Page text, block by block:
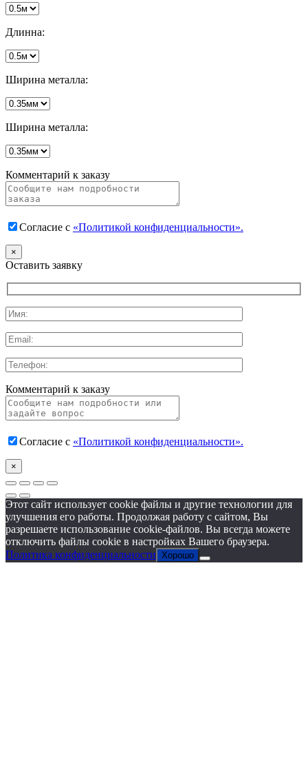
Длинна:
Ширина металла:
Ширина металла:
Комментарий к заказу
Согласие с «Политикой конфиденциальности».
×
Оставить заявку
Комментарий к заказу
Согласие с «Политикой конфиденциальности».
×
Этот сайт использует cookie файлы и другие технологии для
улучшения его работы. Продолжая работу с сайтом, Вы
разрешаете использование cookie-файлов. Вы всегда можете
отключить файлы cookie в настройках Вашего браузера.
Политика конфиденциальности Хорошо